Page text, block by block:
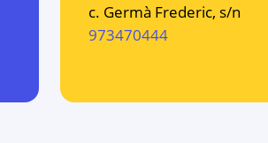
c. Germà Frederic, s/n
973470444